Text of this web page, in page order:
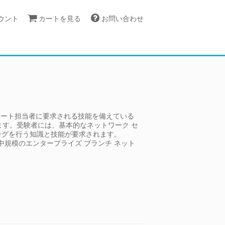
ント カートを見る お問い合わせ
ト担当者に要求される技能を備えている
。受験者には、基本的なネットワーク セ
を行う知識と技能が要求されます。
模のエンタープライズ ブランチ ネット